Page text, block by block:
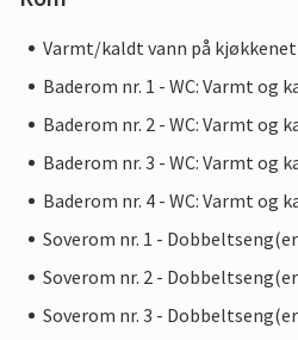
Varmt/kaldt vann på kjøkkenet
Baderom nr. 1 - WC: Varmt og
Baderom nr. 2 - WC: Varmt og
Baderom nr. 3 - WC: Varmt og
Baderom nr. 4 - WC: Varmt og
Soverom nr. 1 -
Soverom nr. 2 -
Soverom nr. 3 -